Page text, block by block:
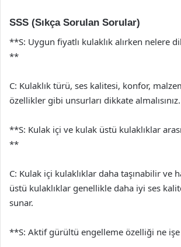
SSS (Sıkça Sorulan Sorular)
**S: Uygun fiyatlı kulaklık alırken nelere
**
C: Kulaklık türü, ses kalitesi, konfor,
özellikler gibi unsurları dikkate almalısınız.
**S: Kulak içi ve kulak üstü kulaklıklar
**
C: Kulak içi kulaklıklar daha taşınabilir ve
üstü kulaklıklar genellikle daha iyi ses
sunar.
**S: Aktif gürültü engelleme özelliği ne